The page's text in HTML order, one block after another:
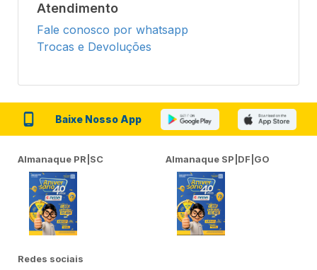
Atendimento
Fale conosco por whatsapp
Trocas e Devoluções
Baixe Nosso App
Almanaque PR|SC Almanaque SP|DF|GO
Redes sociais